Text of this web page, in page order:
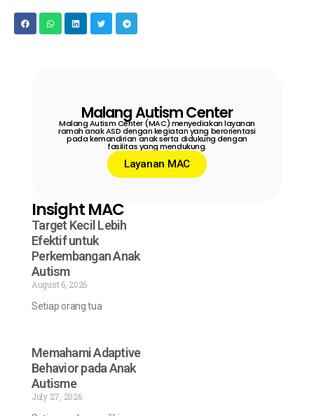
Malang Autism Center
Malang Autism Center (MAC) menyediakan layanan
ramah anak ASD dengan kegiatan yang berorientasi
pada kemandirian anak serta didukung dengan
fasilitas yang mendukung.
Layanan MAC
Insight MAC
Target Kecil Lebih
Efektif untuk
Perkembangan Anak
Autism
August 6, 2026
Setiap orang tua
Memahami Adaptive
Behavior pada Anak
Autisme
July 27, 2026